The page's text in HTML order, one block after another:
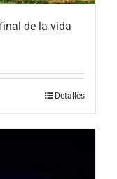
de la vida
Detalles